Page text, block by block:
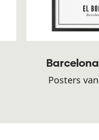
Posters